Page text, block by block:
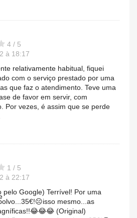
4 / 5
à 18:17
relativamente habitual, fiquei
com o serviço prestado por uma
que faz o atendimento. Teve uma
de favor em servir, com
Por vezes, é assim que se perde
1 / 5
à 22:17
pelo Google) Terrível! Por uma
mesmo...as
(Original)